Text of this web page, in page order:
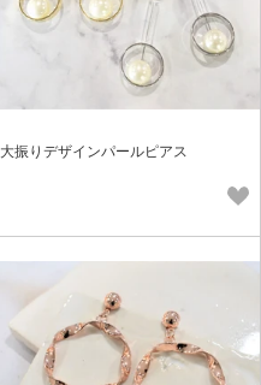
大振りデザインパールピアス